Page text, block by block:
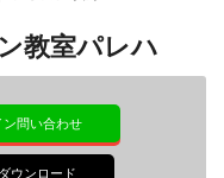
教室パレハ
ン問い合わせ
ウンロード